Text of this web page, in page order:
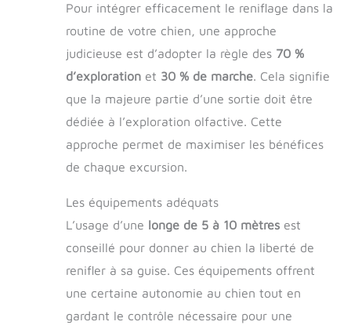
Pour intégrer efficacement le reniflage dans la
routine de votre chien, une approche
judicieuse est d’adopter la règle des 70 %
d’exploration et 30 % de marche. Cela signifie
que la majeure partie d’une sortie doit être
dédiée à l’exploration olfactive. Cette
approche permet de maximiser les bénéfices
de chaque excursion.
Les équipements adéquats
L’usage d’une longe de 5 à 10 mètres est
conseillé pour donner au chien la liberté de
renifler à sa guise. Ces équipements offrent
une certaine autonomie au chien tout en
gardant le contrôle nécessaire pour une